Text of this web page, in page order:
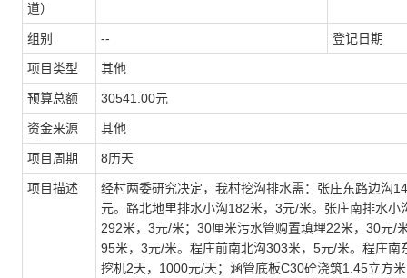
道）
组别 -- 登记日期
项目类型 其他
预算总额 30541.00元
资金来源 其他
项目周期 8历天
项目描述
经村两委研究决定，我村挖沟排水需：张庄东路边沟
元。路北地里排水小沟182米，3元/米。张庄南排水
292米，3元/米；30厘米污水管购置填埋22米，30元/
95米，3元/米。程庄前南北沟303米，5元/米。程庄
挖机2天，1000元/天；涵管底板C30砼浇筑1.45立方